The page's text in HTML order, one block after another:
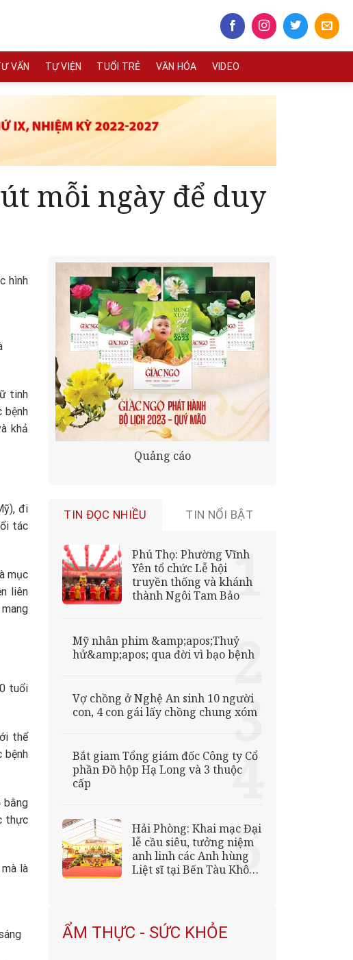
VẤN TỰ VIỆN TUỔI TRẺ VĂN HÓA VIDEO
mỗi ngày để duy
hình
tinh
bệnh
khả
đi
tác
mục
liên
tuổi
thể
bệnh
bằng
thực
là
Quảng cáo
TIN ĐỌC NHIỀU TIN NỔI BẬT
Phú Thọ: Phường Vĩnh
Yên tổ chức Lễ hội
truyền thống và khánh
thành Ngôi Tam Bảo
Mỹ nhân phim &amp;apos;Thuỷ
hử&amp;apos; qua đời vì bạo bệnh
Vợ chồng ở Nghệ An sinh 10 người
con, 4 con gái lấy chồng chung xóm
Bắt giam Tổng giám đốc Công ty Cổ
phần Đồ hộp Hạ Long và 3 thuộc
cấp
Hải Phòng: Khai mạc Đại
lễ cầu siêu, tưởng niệm
anh linh các Anh hùng
Liệt sĩ tại Bến Tàu Không
ẨM THỰC - SỨC KHỎE